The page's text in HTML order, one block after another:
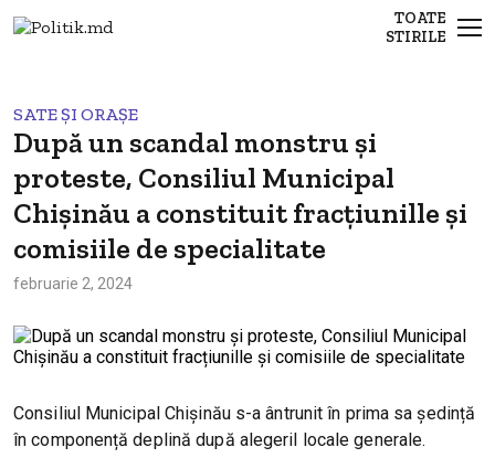
TOATE
STIRILE
SATE ȘI ORAȘE
După un scandal monstru și
proteste, Consiliul Municipal
Chișinău a constituit fracțiunille și
comisiile de specialitate
februarie 2, 2024
Consiliul Municipal Chișinău s-a ântrunit în prima sa ședință
în componență deplină după alegeril locale generale.